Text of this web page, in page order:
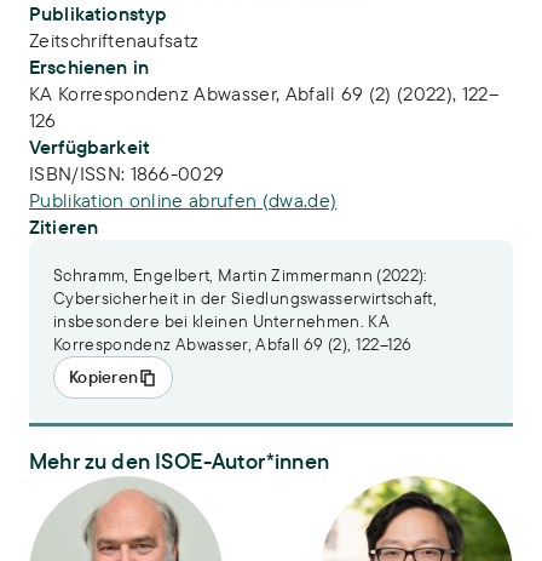
Publikationstyp
Zeitschriftenaufsatz
Erschienen in
KA Korrespondenz Abwasser, Abfall 69 (2) (2022), 122–
126
Verfügbarkeit
ISBN/ISSN: 1866-0029
Publikation online abrufen (dwa.de)
Zitieren
Schramm, Engelbert, Martin Zimmermann (2022):
Cybersicherheit in der Siedlungswasserwirtschaft,
insbesondere bei kleinen Unternehmen. KA
Korrespondenz Abwasser, Abfall 69 (2), 122–126
Kopieren
Mehr zu den ISOE-Autor*innen
Dr. Engelbert Schramm Dr.-Ing. Martin Zimmermann